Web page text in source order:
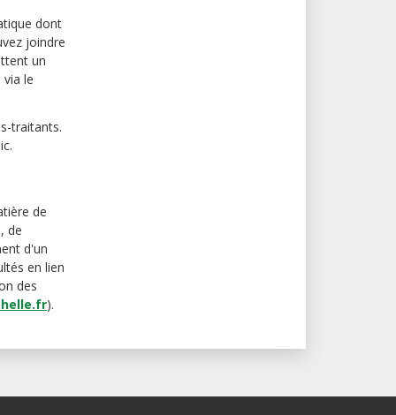
dont
joindre
un
le
traitants.
de
de
d'un
en lien
des
).